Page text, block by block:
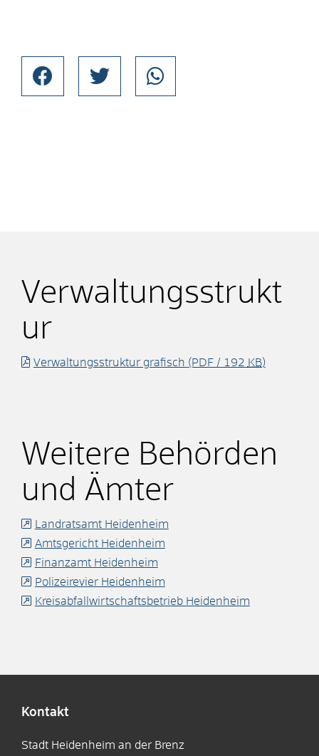
Verwaltungsstrukt
ur
Verwaltungsstruktur grafisch (PDF / 192 KB)
Weitere Behörden
und Ämter
Landratsamt Heidenheim
Amtsgericht Heidenheim
Finanzamt Heidenheim
Polizeirevier Heidenheim
Kreisabfallwirtschaftsbetrieb Heidenheim
Kontakt
Stadt Heidenheim an der Brenz